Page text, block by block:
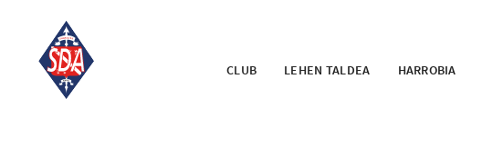
CLUB LEHEN TALDEA HARROBIA